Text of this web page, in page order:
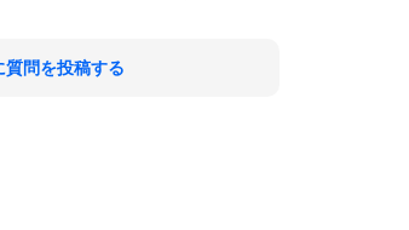
質問を投稿する